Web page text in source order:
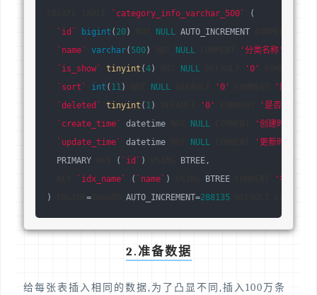
`category_info_varchar_500`
(
`id`
bigint ( 20) NULL AUTO_INCREMENT
`name`
varchar( 500) NULL '分类名称'
`is_show`
tinyint (4) NULL '0'
`sort`
int ( 11) NULL '0' '序号'
`deleted`
tinyint ( 1) '0' '是否删除'
`create_time`
datetime NULL '创建时间'
`update_time`
datetime NULL '更新时间'
PRIMARY
( `id` )
BTREE,
`idx_name` ( `name` ) BTREE
'名称索
)
= AUTO_INCREMENT=288135
2.准备数据
给每张表插入相同的数据,为了凸显不同,插入100万条